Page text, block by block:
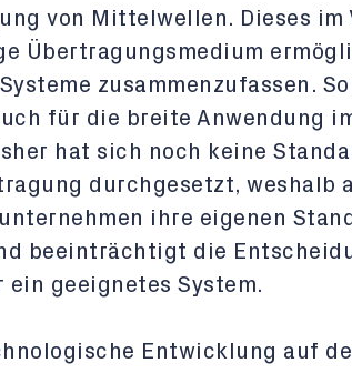
von Mittelwellen. Dieses im
Übertragungsmedium
zusammenzufassen.
für die breite Anwendung
hat sich noch keine
durchgesetzt, weshalb
ihre eigenen
beeinträchtigt die
ein geeignetes System.
Entwicklung auf